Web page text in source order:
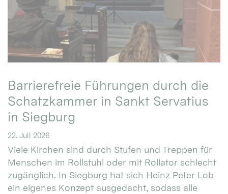
Barrierefreie Führungen durch die
Schatzkammer in Sankt Servatius
in Siegburg
22. Juli 2026
Viele Kirchen sind durch Stufen und Treppen für
Menschen im Rollstuhl oder mit Rollator schlecht
zugänglich. In Siegburg hat sich Heinz Peter Lob
ein eigenes Konzept ausgedacht, sodass alle